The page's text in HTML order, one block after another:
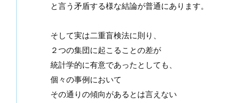
と言う矛盾する様な結論が普通にあります。
そして実は二重盲検法に則り、
２つの集団に起こることの差が
統計学的に有意であったとしても、
個々の事例において
その通りの傾向があるとは言えない